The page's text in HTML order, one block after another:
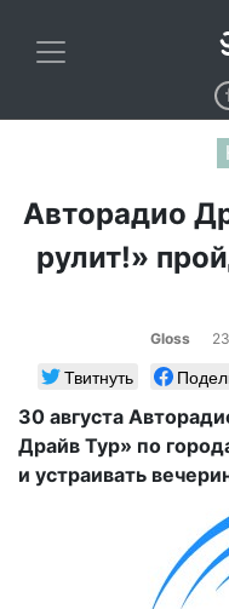
Авторадио
рулит!»
Gloss
Твитнуть
30 августа
Драйв Тур» по
и устраивать